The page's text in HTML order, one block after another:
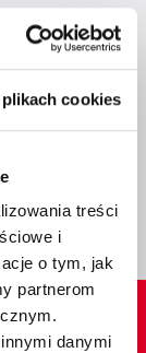
cookies
treści
i
o tym, jak
partnerom
danymi
I